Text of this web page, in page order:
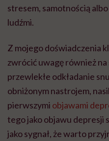
stresem, samotnością
ludźmi.
Z mojego doświadczenia
zwrócić uwagę również na
przewlekłe odkładanie
obniżonym nastrojem,
pierwszymi objawami
tego jako objawu depresji
jako sygnał, że warto